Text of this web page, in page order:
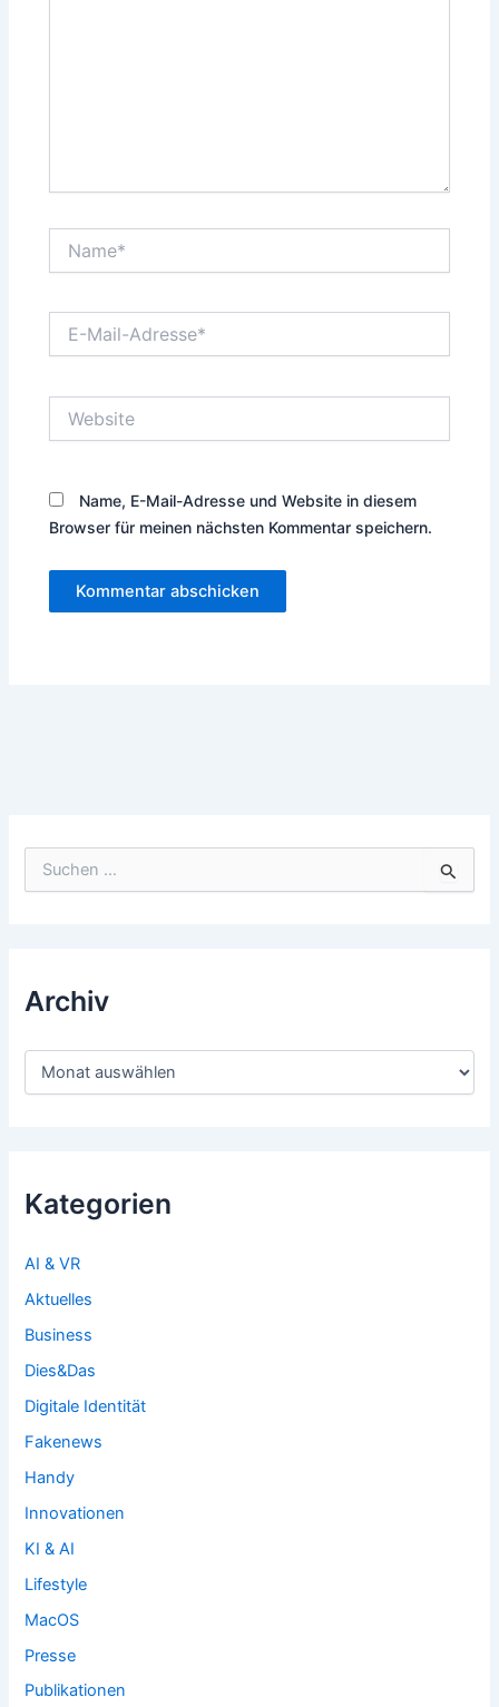
Mail-
Name, E-Mail-Adresse und Website in diesem
Browser für meinen nächsten Kommentar speichern.
nach:
Archiv
Archiv
Kategorien
AI & VR
Aktuelles
Business
Dies&Das
Digitale Identität
Fakenews
Handy
Innovationen
KI & AI
Lifestyle
MacOS
Presse
Publikationen